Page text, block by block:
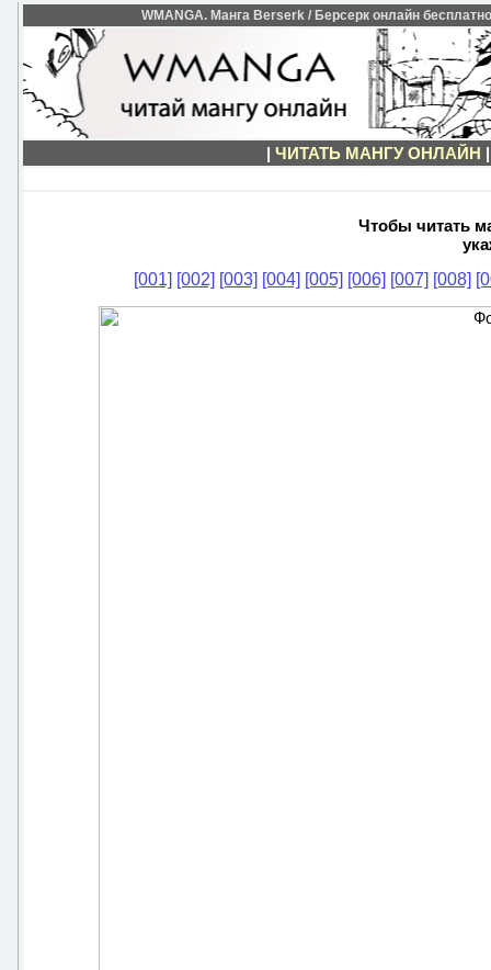
WMANGA. Манга Berserk / Берсерк онлайн
| ЧИТАТЬ МАНГУ ОНЛАЙН
Чтобы читать
[001] [002] [003] [004] [005] [006] [007] [008]